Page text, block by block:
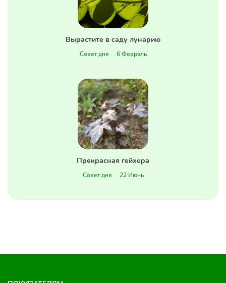
Вырастите в саду лунарию
Совет дня 6 Февраль
Прекрасная гейхера
Совет дня 22 Июнь